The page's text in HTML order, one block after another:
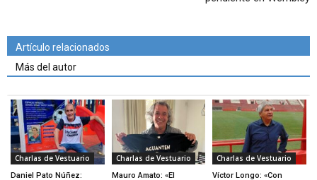
Artículo relacionados
Más del autor
Charlas de Vestuario
Daniel Pato Núñez:
Charlas de Vestuario
Mauro Amato: «El
Charlas de Vestuario
Víctor Longo: «Con